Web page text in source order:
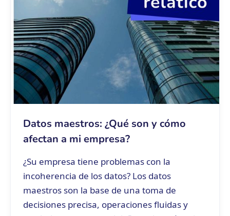
Datos maestros: ¿Qué son y cómo
afectan a mi empresa?
¿Su empresa tiene problemas con la
incoherencia de los datos? Los datos
maestros son la base de una toma de
decisiones precisa, operaciones fluidas y